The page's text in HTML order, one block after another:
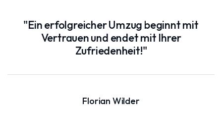
"Ein erfolgreicher Umzug beginnt mit
Vertrauen und endet mit Ihrer
Zufriedenheit!"
Florian Wilder